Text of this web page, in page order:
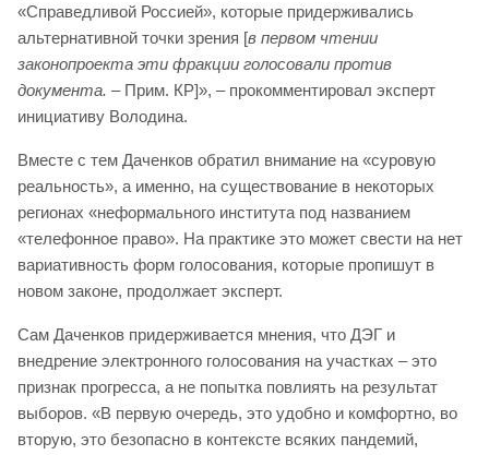
«Справедливой Россией», которые придерживались
альтернативной точки зрения [в первом чтении
законопроекта эти фракции голосовали против
документа. – Прим. КР]», – прокомментировал эксперт
инициативу Володина.
Вместе с тем Даченков обратил внимание на «суровую
реальность», а именно, на существование в некоторых
регионах «неформального института под названием
«телефонное право». На практике это может свести на нет
вариативность форм голосования, которые пропишут в
новом законе, продолжает эксперт.
Сам Даченков придерживается мнения, что ДЭГ и
внедрение электронного голосования на участках – это
признак прогресса, а не попытка повлиять на результат
выборов. «В первую очередь, это удобно и комфортно, во
вторую, это безопасно в контексте всяких пандемий,